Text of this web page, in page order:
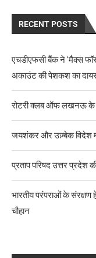
RECENT POSTS
एचडीएफसी बैंक ने ‘मैक्स
अकाउंट की पेशकश का
रोटरी क्लब ऑफ लखनऊ के
जयशंकर और उज़्बेक विदेश
प्रताप परिषद उत्तर प्रदेश की
भारतीय परंपराओं के संरक्षण
चौहान